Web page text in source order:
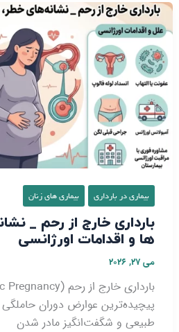
بیماری در بارداری بیماری‌ های زنان
بارداری خارج از رحم _
ها و اقدامات اورژانسی
می 27, 2026
پیچیده‌ترین عوارض دوران
طبیعی و شگفت‌انگیز مادر شدن
بارداری
خارج
از
رحم
_
نشانه‌
های
خطر،
علت‌
ها
و
اقدامات
اورژانسی